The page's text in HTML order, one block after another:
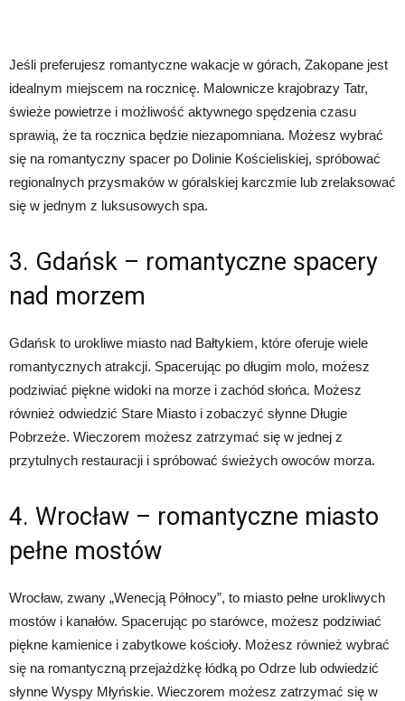
Jeśli preferujesz romantyczne wakacje w górach, Zakopane jest
idealnym miejscem na rocznicę. Malownicze krajobrazy Tatr,
świeże powietrze i możliwość aktywnego spędzenia czasu
sprawią, że ta rocznica będzie niezapomniana. Możesz wybrać
się na romantyczny spacer po Dolinie Kościeliskiej, spróbować
regionalnych przysmaków w góralskiej karczmie lub zrelaksować
się w jednym z luksusowych spa.
3. Gdańsk – romantyczne spacery
nad morzem
Gdańsk to urokliwe miasto nad Bałtykiem, które oferuje wiele
romantycznych atrakcji. Spacerując po długim molo, możesz
podziwiać piękne widoki na morze i zachód słońca. Możesz
również odwiedzić Stare Miasto i zobaczyć słynne Długie
Pobrzeże. Wieczorem możesz zatrzymać się w jednej z
przytulnych restauracji i spróbować świeżych owoców morza.
4. Wrocław – romantyczne miasto
pełne mostów
Wrocław, zwany „Wenecją Północy”, to miasto pełne urokliwych
mostów i kanałów. Spacerując po starówce, możesz podziwiać
piękne kamienice i zabytkowe kościoły. Możesz również wybrać
się na romantyczną przejażdżkę łódką po Odrze lub odwiedzić
słynne Wyspy Młyńskie. Wieczorem możesz zatrzymać się w